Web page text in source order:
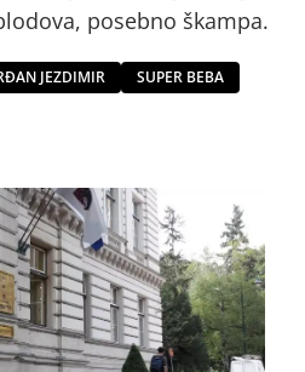
posebno škampa.
JEZDIMIR SUPER BEBA